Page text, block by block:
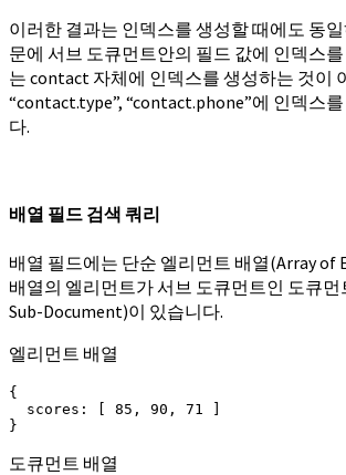
이러한 결과는 인덱스를 생성할 때에도 동
문에 서브 도큐먼트안의 필드 값에 인덱스
는 contact 자체에 인덱스를 생성하는 것이
“contact.type”, “contact.phone”에 인덱스
다.
배열 필드 검색 쿼리
배열 필드에는 단순 엘리먼트 배열(Array of
배열의 엘리먼트가 서브 도큐먼트인 도큐먼
Sub-Document)이 있습니다.
엘리먼트 배열
{
  scores: [ 85, 90, 71 ]
}
도큐먼트 배열